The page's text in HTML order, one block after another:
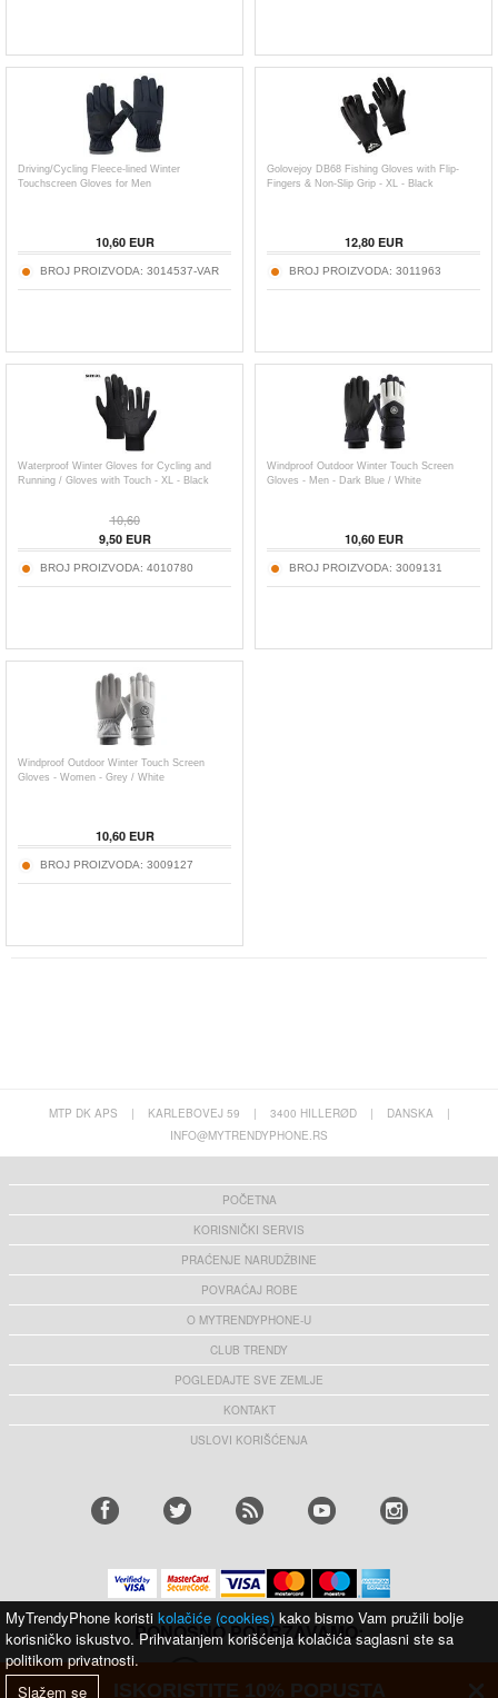
Driving/Cycling Fleece-lined Winter
Touchscreen Gloves for Men
10,60EUR
BROJ PROIZVODA: 3014537-VAR
Golovejoy DB68 Fishing Gloves with Flip-
Fingers & Non-Slip Grip - XL - Black
12,80EUR
BROJ PROIZVODA: 3011963
Waterproof Winter Gloves for Cycling and
Running / Gloves with Touch - XL - Black
10,60
9,50EUR
BROJ PROIZVODA: 4010780
Windproof Outdoor Winter Touch Screen
Gloves - Men - Dark Blue / White
10,60EUR
BROJ PROIZVODA: 3009131
Windproof Outdoor Winter Touch Screen
Gloves - Women - Grey / White
10,60EUR
BROJ PROIZVODA: 3009127
MTP DK APS | KARLEBOVEJ 59 | 3400 HILLERØD | DANSKA
|
INFO@MYTRENDYPHONE.RS
POČETNA
KORISNIČKI SERVIS
PRAĆENJE NARUDŽBINE
POVRAĆAJ ROBE
O MYTRENDYPHONE-U
CLUB TRENDY
POGLEDAJTE SVE ZEMLJE
KONTAKT
USLOVI KORIŠĆENJA
PONOSNO PODRŽAVAMO:
ISKORISTITE 10% POPUSTA
MyTrendyPhone koristi kolačiće (cookies) kako bismo Vam pružili bolje
korisničko iskustvo. Prihvatanjem korišćenja kolačića saglasni ste sa
politikom privatnosti.
Slažem se